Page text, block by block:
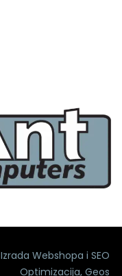
Izrada Webshopa iSEO
Optimizacija,Geos